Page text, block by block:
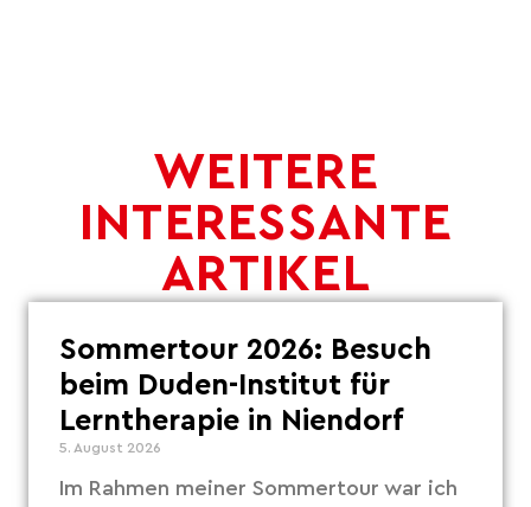
WEITERE
INTERESSANTE
ARTIKEL
Sommertour 2026: Besuch
beim Duden-Institut für
Lerntherapie in Niendorf
5. August 2026
Im Rahmen meiner Sommertour war ich